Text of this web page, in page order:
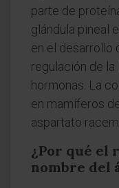
parte de
glándula pineal
en el desarrollo
regulación de la
hormonas. La
en mamíferos
aspartato
¿Por qué el
nombre del